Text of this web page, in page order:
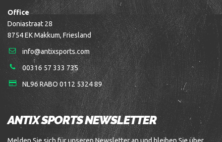
Office
Doniastraat 28
8754 EK Makkum, Friesland
info@antixsports.com
00316 57 333 735
NL96 RABO 0112 5324 89
ANTIX SPORTS NEWSLETTER